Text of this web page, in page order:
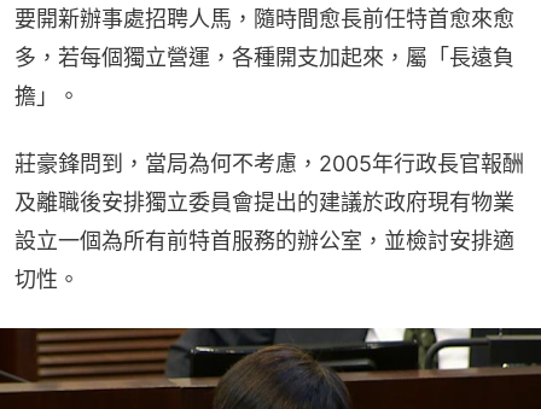
要開新辦事處招聘人馬，隨時間愈長前任特首愈來愈
多，若每個獨立營運，各種開支加起來，屬「長遠負
擔」。
莊豪鋒問到，當局為何不考慮，2005年行政長官報酬
及離職後安排獨立委員會提出的建議於政府現有物業
設立一個為所有前特首服務的辦公室，並檢討安排適
切性。